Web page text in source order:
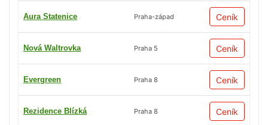
Aura Statenice Praha-západ Ceník
Nová Waltrovka Praha 5 Ceník
Evergreen Praha 8 Ceník
Rezidence Blízká Praha 8 Ceník